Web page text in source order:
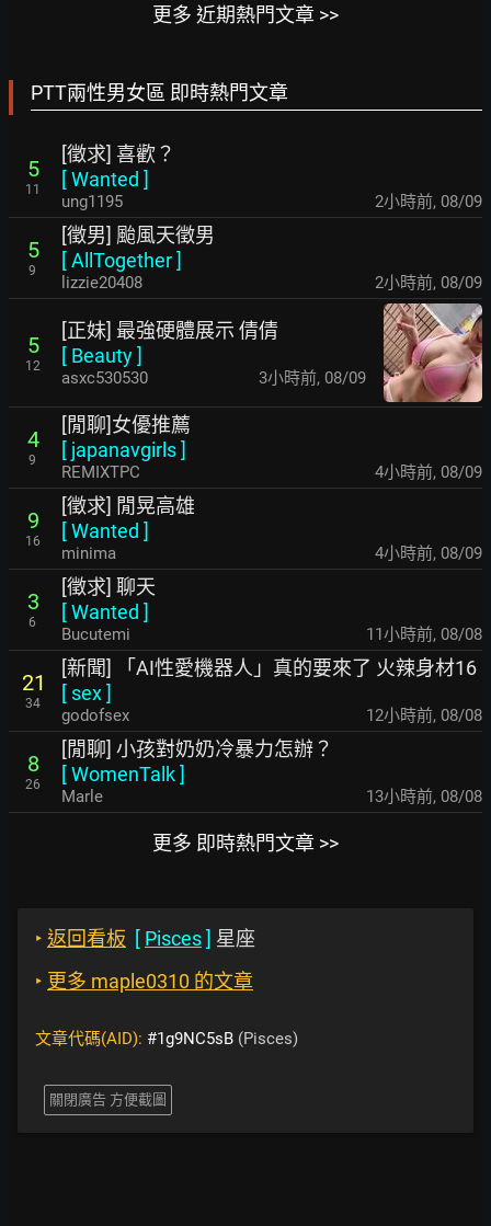
更多 近期熱門文章 >>
PTT兩性男女區 即時熱門文章
5
11
[徵求] 喜歡？
[Wanted ]
ung1195 2小時前, 08/09
5
9
[徵男] 颱風天徵男
[AllTogether]
lizzie20408 2小時前, 08/09
5
12
[正妹] 最強硬體展示 倩倩
[ Beauty]
asxc530530 3小時前, 08/09
4
9
[閒聊]女優推薦
[ japanavgirls]
REMIXTPC 4小時前, 08/09
9
16
[徵求] 閒晃高雄
[Wanted ]
minima 4小時前, 08/09
3
6
[徵求] 聊天
[Wanted ]
Bucutemi 11小時前, 08/08
21
34
[新聞] 「AI性愛機器人」真的要來了 火辣身材16
[ sex]
godofsex 12小時前, 08/08
8
26
[閒聊] 小孩對奶奶冷暴力怎辦？
[WomenTalk]
Marle 13小時前, 08/08
更多 即時熱門文章 >>
‣ 返回看板 [ Pisces] 星座
‣ 更多 maple0310 的文章
文章代碼(AID): #1g9NC5sB (Pisces)
關閉廣告 方便截圖